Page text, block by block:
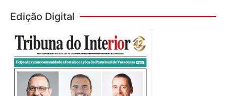
Edição Digital